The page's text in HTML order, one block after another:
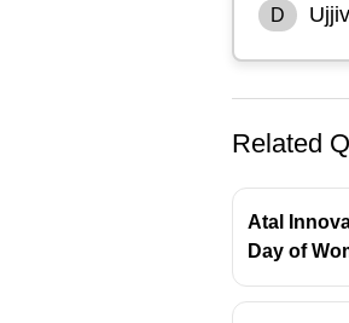
D
Related
Atal
Day of